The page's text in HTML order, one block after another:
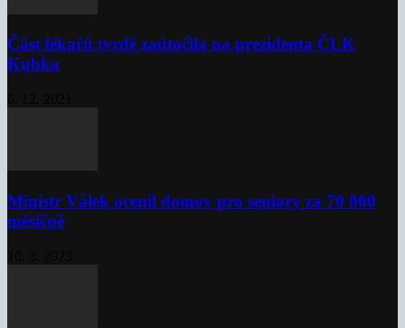
Část lékařů tvrdě zaútočila na prezidenta ČLK
Kubka
Ministr Válek ocenil domov pro seniory za 70 000
měsíčně